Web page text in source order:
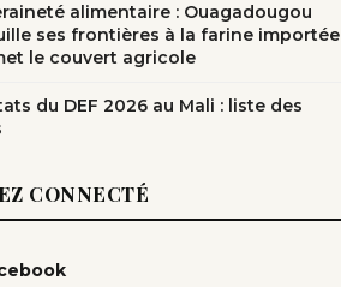
alimentaire : Ouagadougou
ses frontières à la farine importée
le couvert agricole
du DEF 2026 au Mali : liste des
CONNECTÉ